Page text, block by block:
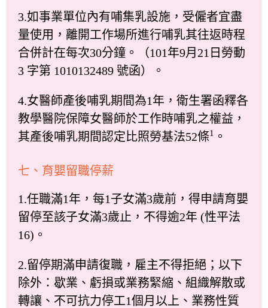
3.如事業單位內有哺集乳設施，受僱者宜盡
量使用，離開工作場所進行哺乳其往返時程
合併計在每次30分鐘。（101年9月21日勞動
3 字第 1010132489 號函）。
4.女醫師產後哺乳期間為1年，衛生署函釋各
教學醫院保障女醫師於工作時哺乳之權益，
其產後哺乳期間認定比照勞基法52條1 。
七、育嬰留職停薪
1.任職滿1年，每1子女滿3歲前，得申請育嬰
留停至該子女滿3歲止，不得逾2年 (性平法
16)。
2.留停期滿申請復職，雇主不得拒絕；以下
除外：歇業、虧損或業務緊縮、組織解散或
轉讓、不可抗力停工1個月以上、業務性質